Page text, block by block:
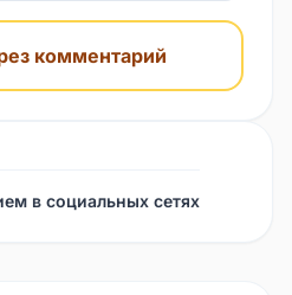
комментарий
в социальных сетях